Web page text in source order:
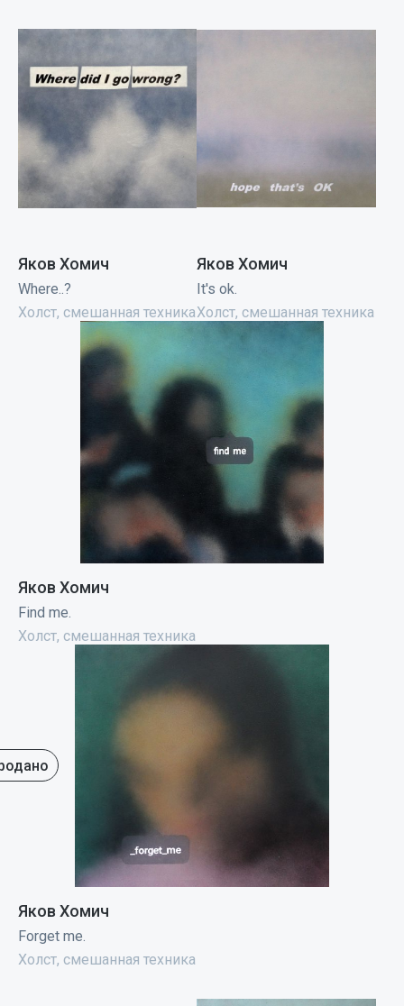
Яков Хомич
Where..?
Холст, смешанная техника
Яков Хомич
It's ok.
Холст, смешанная техника
Яков Хомич
Find me.
Холст, смешанная техника
Яков Хомич
Forget me.
Холст, смешанная техника